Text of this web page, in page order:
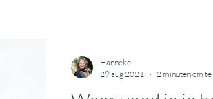
Hanneke
29 aug 2021
2 minuten om te